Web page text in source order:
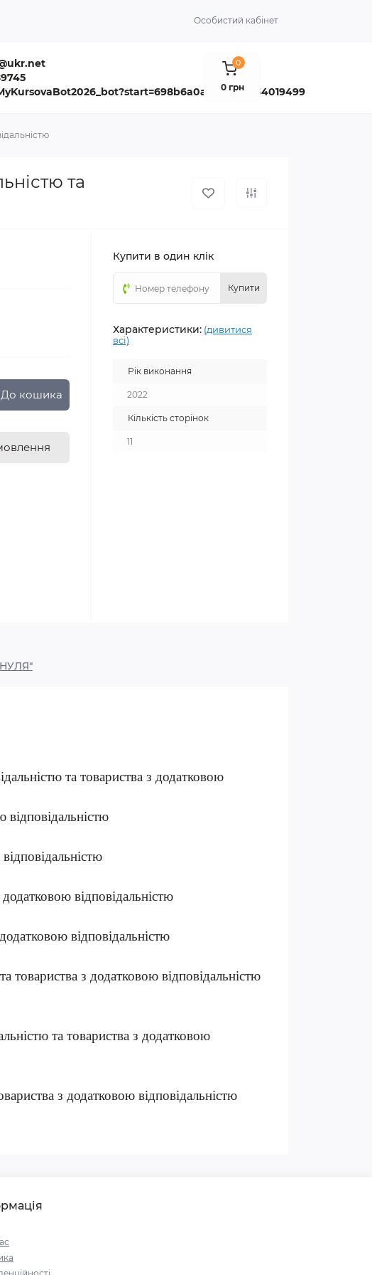
Особистий кабінет
0
0 грн
та
До кошика
Купити в один клік
Купити
Характеристики: (дивитися
всі)
Рік виконання
2022
Кількість сторінок
11
та товариства з додатковою
з додатковою відповідальністю
з додатковою відповідальністю
з додатковою відповідальністю
з додатковою відповідальністю
товариства з додатковою відповідальністю
та товариства з додатковою
з додатковою відповідальністю